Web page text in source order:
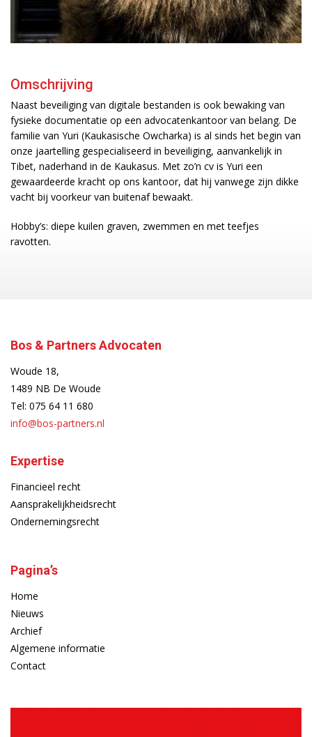
Omschrijving
Naast beveiliging van digitale bestanden is ook bewaking van
fysieke documentatie op een advocatenkantoor van belang. De
familie van Yuri (Kaukasische Owcharka) is al sinds het begin van
onze jaartelling gespecialiseerd in beveiliging, aanvankelijk in
Tibet, naderhand in de Kaukasus. Met zo’n cv is Yuri een
gewaardeerde kracht op ons kantoor, dat hij vanwege zijn dikke
vacht bij voorkeur van buitenaf bewaakt.
Hobby’s: diepe kuilen graven, zwemmen en met teefjes
ravotten.
Bos & Partners Advocaten
Woude 18,
1489 NB De Woude
Tel: 075 64 11 680
info@bos-partners.nl
Expertise
Financieel recht
Aansprakelijkheidsrecht
Ondernemingsrecht
Pagina’s
Home
Nieuws
Archief
Algemene informatie
Contact